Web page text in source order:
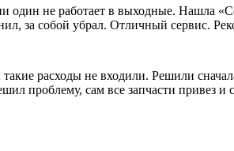
один не работает в выходные. Нашла
за собой убрал. Отличный сервис.
расходы не входили. Решили
проблему, сам все запчасти привез и